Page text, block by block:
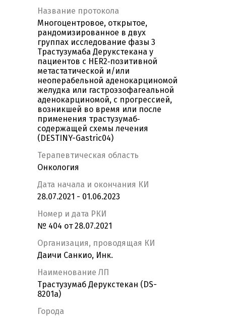
Название протокола
Многоцентровое, открытое,
рандомизированное в двух
группах исследование фазы 3
Трастузумаба Дерукстекана у
пациентов с HER2‐позитивной
метастатической и/или
неоперабельной аденокарциномой
желудка или гастроэзофагеальной
аденокарциномой, с прогрессией,
возникшей во время или после
применения трастузумаб‐
содержащей схемы лечения
(DESTINY-Gastric04)
Терапевтическая область
Онкология
Дата начала и окончания КИ
28.07.2021 - 01.06.2023
Номер и дата РКИ
№ 404 от 28.07.2021
Организация, проводящая КИ
Даичи Санкио, Инк.
Наименование ЛП
Трастузумаб Дерукстекан (DS-
8201a)
Города